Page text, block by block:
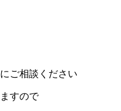
ご相談ください
すので